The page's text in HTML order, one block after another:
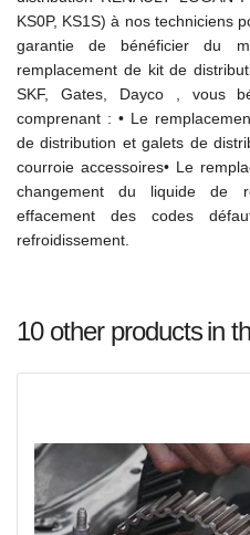
KS0P, KS1S) à nos techniciens
garantie de bénéficier du
remplacement de kit de
SKF, Gates, Dayco , vous
comprenant : • Le
de distribution et galets de
courroie accessoires• Le
changement du liquide de
effacement des codes
refroidissement.
10 other productsin